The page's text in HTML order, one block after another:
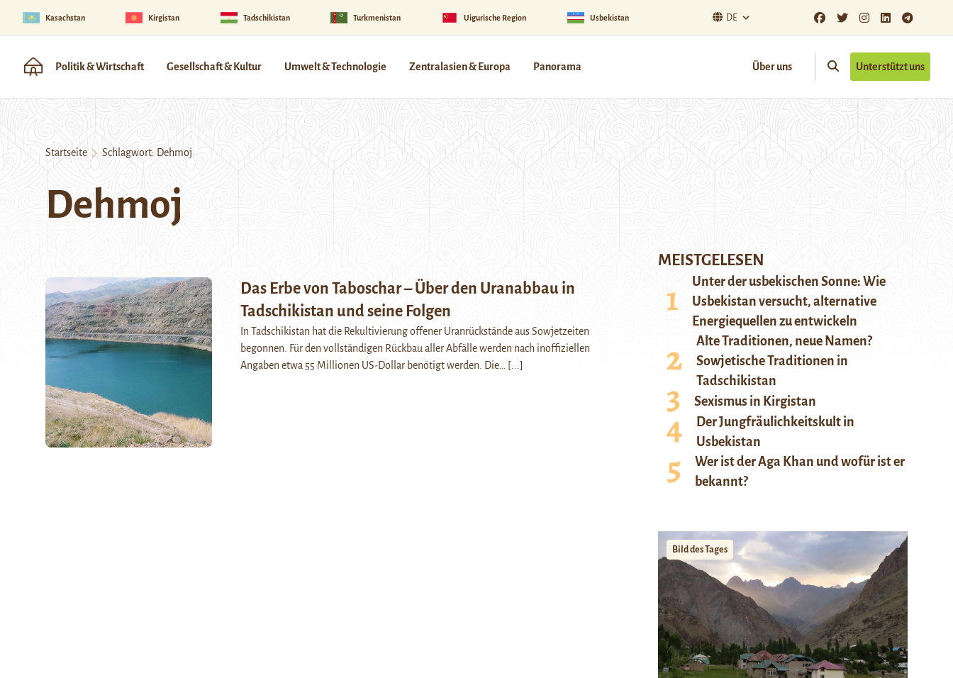
Kasachstan Kirgistan Tadschikistan Turkmenistan Uigurische Region Usbekistan DE
Politik & Wirtschaft Gesellschaft & Kultur Umwelt & Technologie Zentralasien & Europa Panorama Über uns Unterstützt uns
Startseite Schlagwort: Dehmoj
Dehmoj
Das Erbe von Taboschar – Über den Uranabbau in
Tadschikistan und seine Folgen
In Tadschikistan hat die Rekultivierung offener Uranrückstände aus Sowjetzeiten
begonnen. Für den vollständigen Rückbau aller Abfälle werden nach inoffiziellen
Angaben etwa 55 Millionen US-Dollar benötigt werden. Die…
[...]
MEISTGELESEN
Unter der usbekischen Sonne: Wie
Usbekistan versucht, alternative
Energiequellen zu entwickeln
Alte Traditionen, neue Namen?
Sowjetische Traditionen in
Tadschikistan
Sexismus in Kirgistan
Der Jungfräulichkeitskult in
Usbekistan
Wer ist der Aga Khan und wofür ist er
bekannt?
Bild des Tages